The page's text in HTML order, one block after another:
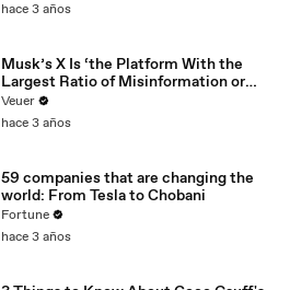
hace 3 años
Musk’s X Is ‘the Platform With the
Largest Ratio of Misinformation or
Disinformation’ Amongst All Social
Media Platforms
Veuer
hace 3 años
59 companies that are changing the
world: From Tesla to Chobani
Fortune
hace 3 años